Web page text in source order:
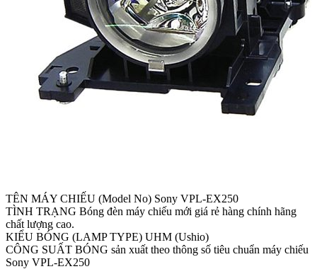
TÊN MÁY CHIẾU (Model No) Sony VPL-EX250
TÌNH TRẠNG Bóng đèn máy chiếu mới giá rẻ hàng chính hãng
chất lượng cao.
KIỂU BÓNG (LAMP TYPE) UHM (Ushio)
CÔNG SUẤT BÓNG sản xuất theo thông số tiêu chuẩn máy chiếu
Sony VPL-EX250